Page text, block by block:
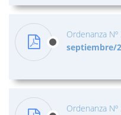
Ordenanza
septiembre/
Ordenanza